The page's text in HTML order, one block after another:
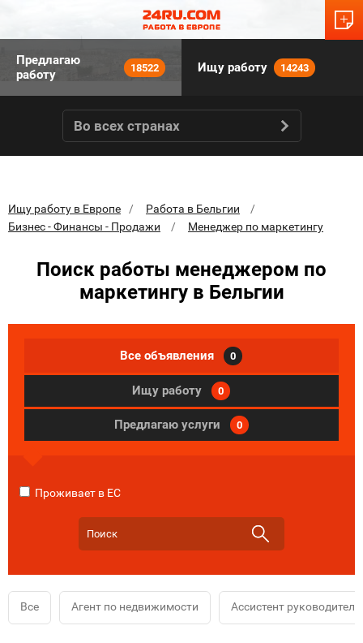
Предлагаю
работу
18522 Ищу работу 14243
Во всех странах
Ищу работу в Европе
Работа в Бельгии
Бизнес - Финансы - Продажи
Менеджер по маркетингу
Поиск работы менеджером по
маркетингу в Бельгии
Все объявления 0
Ищу работу 0
Предлагаю услуги 0
Проживает в ЕС
Все Агент по недвижимости Ассистент руководителя